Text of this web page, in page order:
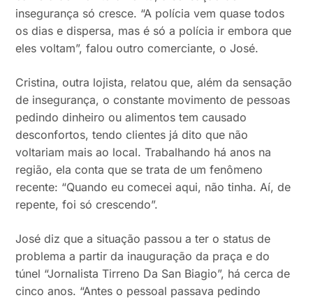
insegurança só cresce. “A polícia vem quase todos
os dias e dispersa, mas é só a polícia ir embora que
eles voltam”, falou outro comerciante, o José.
Cristina, outra lojista, relatou que, além da sensação
de insegurança, o constante movimento de pessoas
pedindo dinheiro ou alimentos tem causado
desconfortos, tendo clientes já dito que não
voltariam mais ao local. Trabalhando há anos na
região, ela conta que se trata de um fenômeno
recente: “Quando eu comecei aqui, não tinha. Aí, de
repente, foi só crescendo”.
José diz que a situação passou a ter o status de
problema a partir da inauguração da praça e do
túnel “Jornalista Tirreno Da San Biagio”, há cerca de
cinco anos. “Antes o pessoal passava pedindo